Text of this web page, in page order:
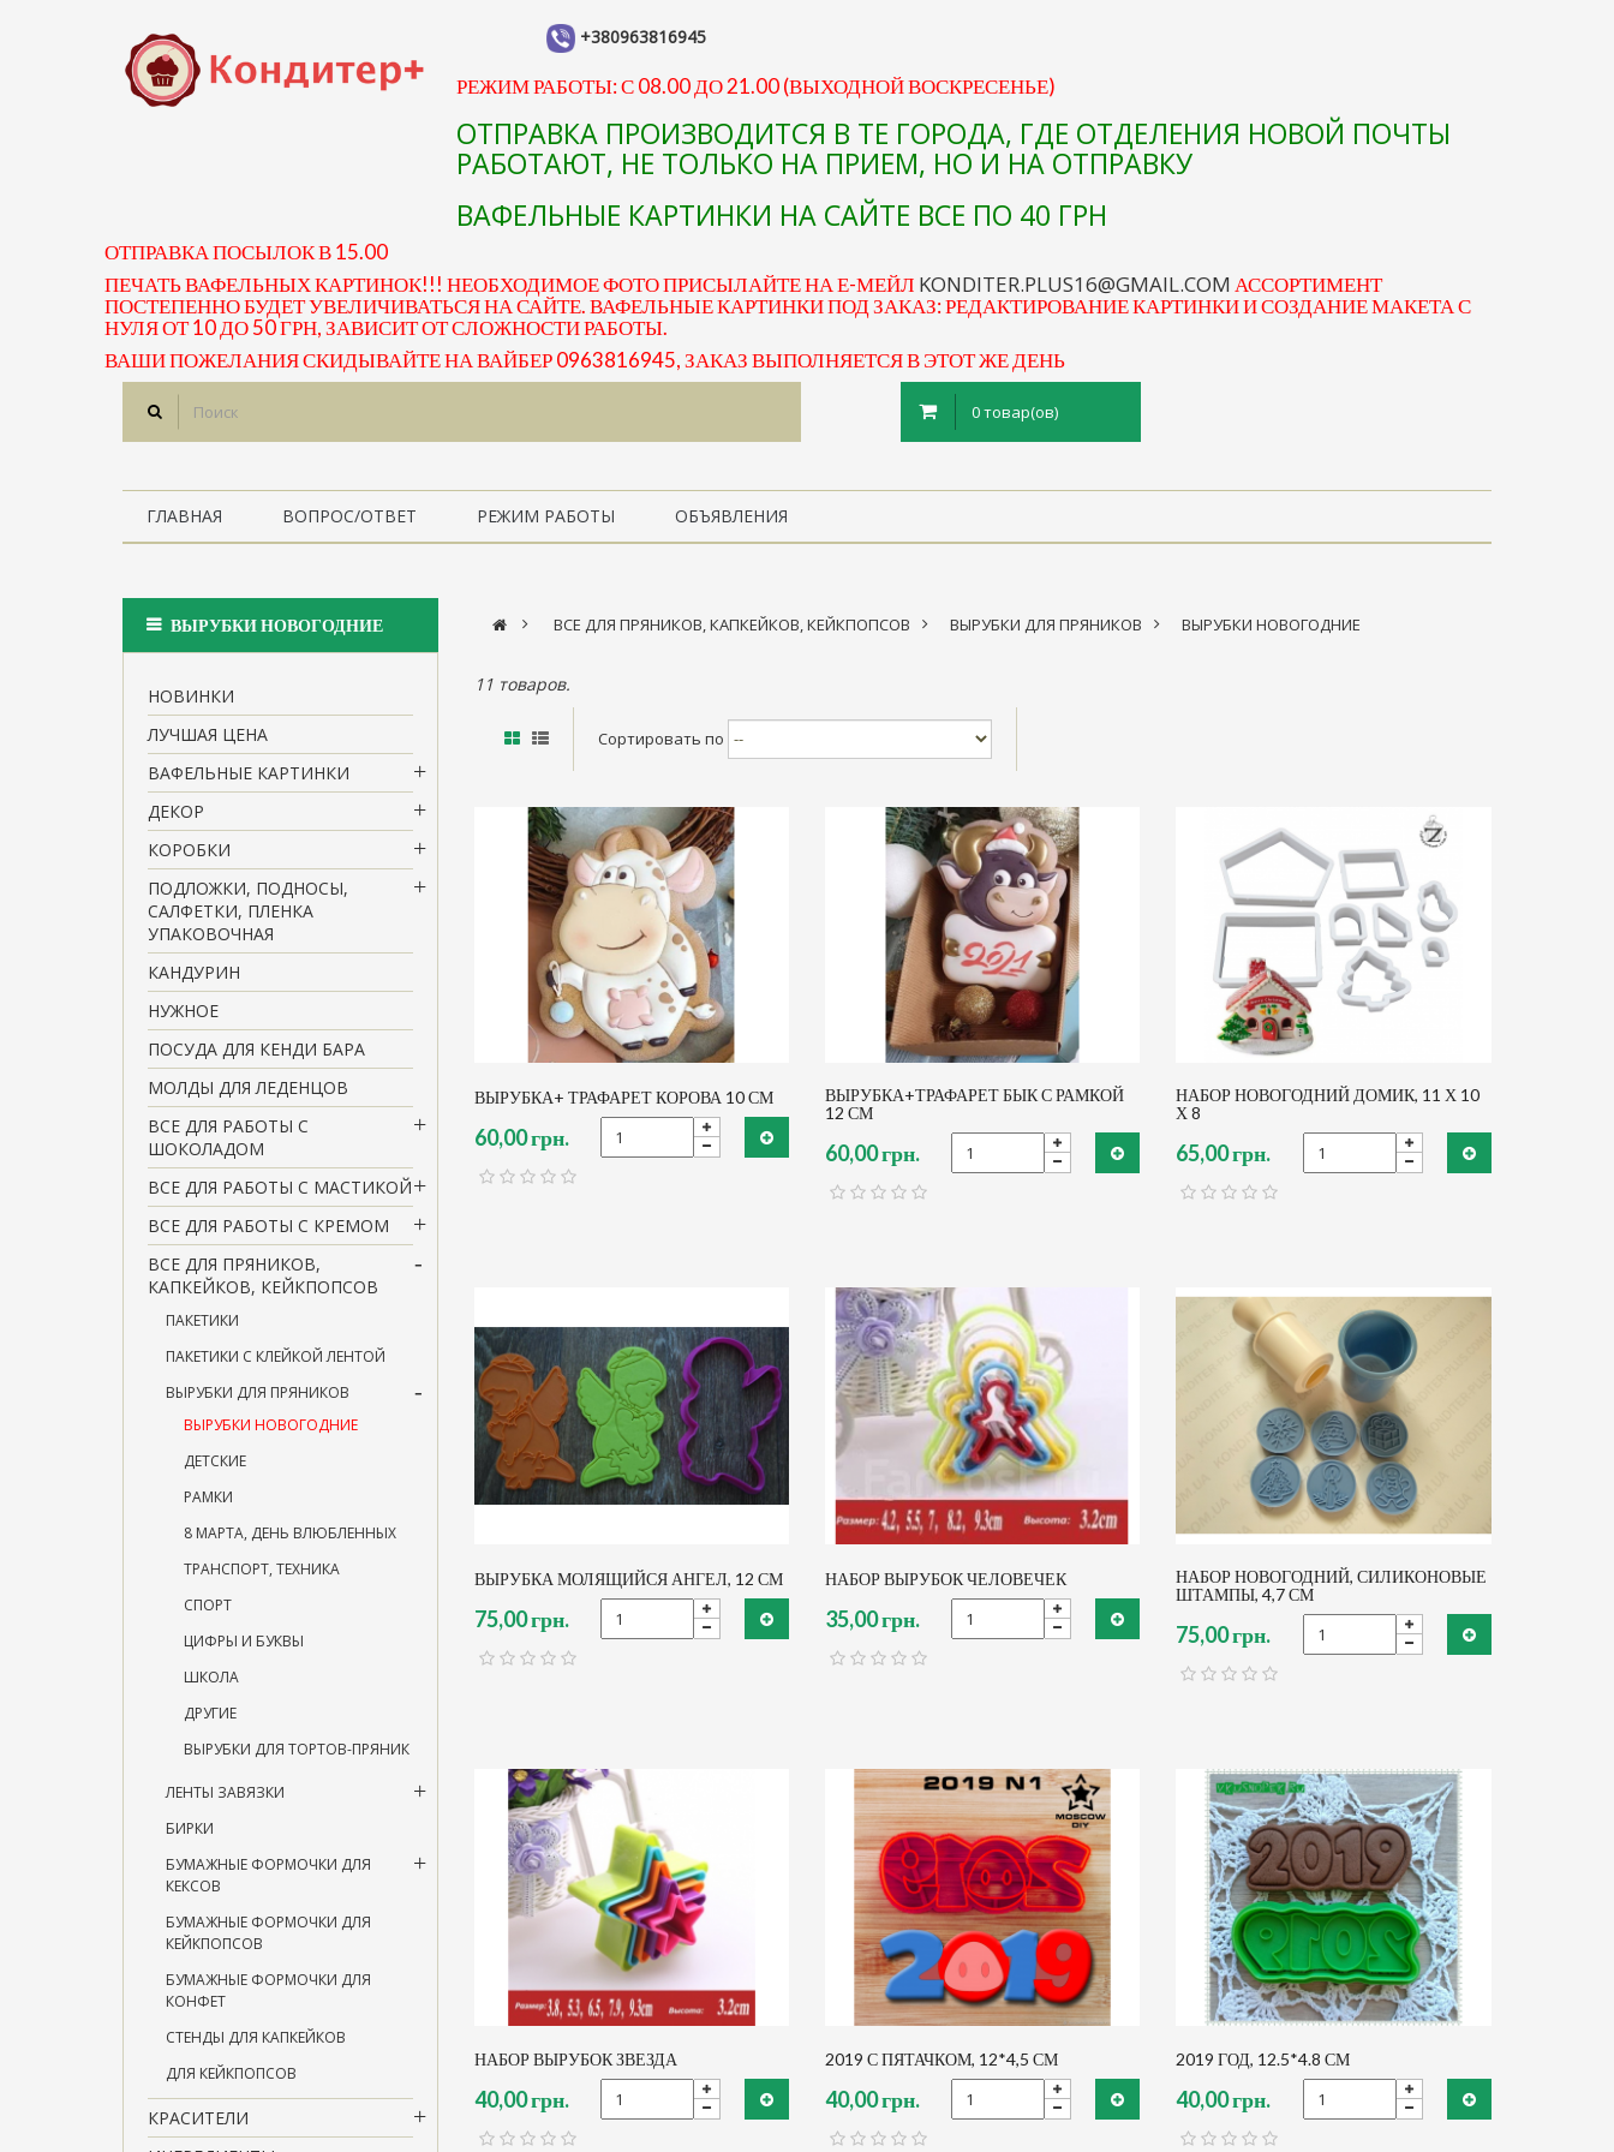
+380963816945
РЕЖИМ РАБОТЫ: С 08.00 ДО 21.00 (ВЫХОДНОЙ ВОСКРЕСЕНЬЕ)
ОТПРАВКА ПРОИЗВОДИТСЯ В ТЕ ГОРОДА, ГДЕ ОТДЕЛЕНИЯ НОВОЙ ПОЧТЫ
РАБОТАЮТ, НЕ ТОЛЬКО НА ПРИЕМ, НО И НА ОТПРАВКУ
ВАФЕЛЬНЫЕ КАРТИНКИ НА САЙТЕ ВСЕ ПО 40 ГРН
ОТПРАВКА ПОСЫЛОК В 15.00
ПЕЧАТЬ ВАФЕЛЬНЫХ КАРТИНОК!!! НЕОБХОДИМОЕ ФОТО ПРИСЫЛАЙТЕ НА Е-МЕЙЛ KONDITER.PLUS16@GMAIL.COM АССОРТИМЕНТ
ПОСТЕПЕННО БУДЕТ УВЕЛИЧИВАТЬСЯ НА САЙТЕ. ВАФЕЛЬНЫЕ КАРТИНКИ ПОД ЗАКАЗ: РЕДАКТИРОВАНИЕ КАРТИНКИ И СОЗДАНИЕ МАКЕТА С
НУЛЯ ОТ 10 ДО 50 ГРН, ЗАВИСИТ ОТ СЛОЖНОСТИ РАБОТЫ.
ВАШИ ПОЖЕЛАНИЯ СКИДЫВАЙТЕ НА ВАЙБЕР 0963816945, ЗАКАЗ ВЫПОЛНЯЕТСЯ В ЭТОТ ЖЕ ДЕНЬ
0 товар(ов)
ГЛАВНАЯ ВОПРОС/ОТВЕТ РЕЖИМ РАБОТЫ ОБЪЯВЛЕНИЯ
ВЫРУБКИ НОВОГОДНИЕ
НОВИНКИ
ЛУЧШАЯ ЦЕНА
ВАФЕЛЬНЫЕ КАРТИНКИ
ДЕКОР
КОРОБКИ
ПОДЛОЖКИ, ПОДНОСЫ,
САЛФЕТКИ, ПЛЕНКА
УПАКОВОЧНАЯ
КАНДУРИН
НУЖНОЕ
ПОСУДА ДЛЯ КЕНДИ БАРА
МОЛДЫ ДЛЯ ЛЕДЕНЦОВ
ВСЕ ДЛЯ РАБОТЫ С
ШОКОЛАДОМ
ВСЕ ДЛЯ РАБОТЫ С МАСТИКОЙ
ВСЕ ДЛЯ РАБОТЫ С КРЕМОМ
ВСЕ ДЛЯ ПРЯНИКОВ,
КАПКЕЙКОВ, КЕЙКПОПСОВ
ПАКЕТИКИ
ПАКЕТИКИ С КЛЕЙКОЙ ЛЕНТОЙ
ВЫРУБКИ ДЛЯ ПРЯНИКОВ
ВЫРУБКИ НОВОГОДНИЕ
ДЕТСКИЕ
РАМКИ
8 МАРТА, ДЕНЬ ВЛЮБЛЕННЫХ
ТРАНСПОРТ, ТЕХНИКА
СПОРТ
ЦИФРЫ И БУКВЫ
ШКОЛА
ДРУГИЕ
ВЫРУБКИ ДЛЯ ТОРТОВ-ПРЯНИК
ЛЕНТЫ ЗАВЯЗКИ
БИРКИ
БУМАЖНЫЕ ФОРМОЧКИ ДЛЯ
КЕКСОВ
БУМАЖНЫЕ ФОРМОЧКИ ДЛЯ
КЕЙКПОПСОВ
БУМАЖНЫЕ ФОРМОЧКИ ДЛЯ
КОНФЕТ
СТЕНДЫ ДЛЯ КАПКЕЙКОВ
ДЛЯ КЕЙКПОПСОВ
КРАСИТЕЛИ
> ВСЕ ДЛЯ ПРЯНИКОВ, КАПКЕЙКОВ, КЕЙКПОПСОВ > ВЫРУБКИ ДЛЯ ПРЯНИКОВ > ВЫРУБКИ НОВОГОДНИЕ
11 товаров.
Сортировать по
ВЫРУБКА+ ТРАФАРЕТ КОРОВА 10 СМ
60,00 грн.
ВЫРУБКА+ТРАФАРЕТ БЫК С РАМКОЙ
12 СМ
60,00 грн.
НАБОР НОВОГОДНИЙ ДОМИК, 11 Х 10
Х 8
65,00 грн.
ВЫРУБКА МОЛЯЩИЙСЯ АНГЕЛ, 12 СМ
75,00 грн.
НАБОР ВЫРУБОК ЧЕЛОВЕЧЕК
35,00 грн.
НАБОР НОВОГОДНИЙ, СИЛИКОНОВЫЕ
ШТАМПЫ, 4,7 СМ
75,00 грн.
НАБОР ВЫРУБОК ЗВЕЗДА
40,00 грн.
2019 С ПЯТАЧКОМ, 12*4,5 СМ
40,00 грн.
2019 ГОД, 12.5*4.8 СМ
40,00 грн.